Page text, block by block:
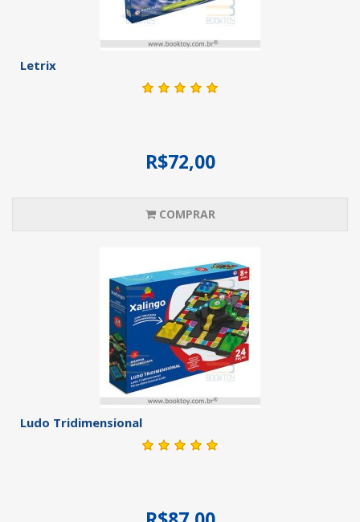
Letrix
R$72,00
COMPRAR
Ludo Tridimensional